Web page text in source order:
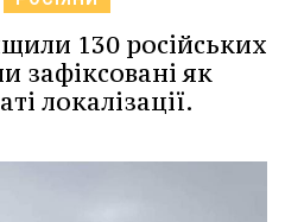
130 російських
зафіксовані як
локалізації.